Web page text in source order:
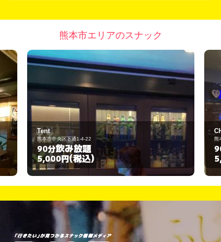
熊本市エリアのスナック
Tent
熊本市中央区下通1-4-22
90分飲み放題
5,000円(税込)
熊